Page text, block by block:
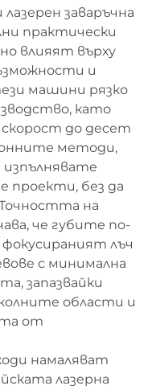
заваръчна
практически
влияят върху
и
машини рязко
като
до десет
методи,
изпълнявате
проекти, без да
на
че губите по-
лъч
с минимална
запазвайки
области и
от
намаляват
лазерна